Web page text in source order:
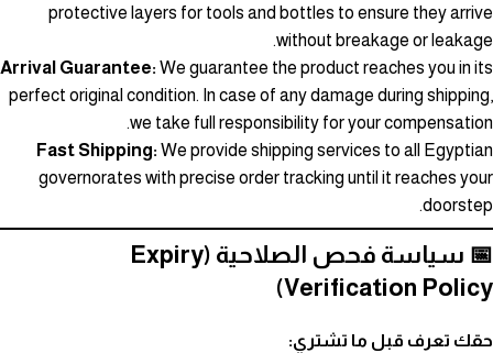
protective layers for tools and bottles to ensure they arrive
without breakage or leakage.
Arrival Guarantee: We guarantee the product reaches you in its
perfect original condition. In case of any damage during shipping,
we take full responsibility for your compensation.
Fast Shipping: We provide shipping services to all Egyptian
governorates with precise order tracking until it reaches your
doorstep.
📅 سياسة فحص الصلاحية (Expiry
Verification Policy)
حقك تعرف قبل ما تشتري: